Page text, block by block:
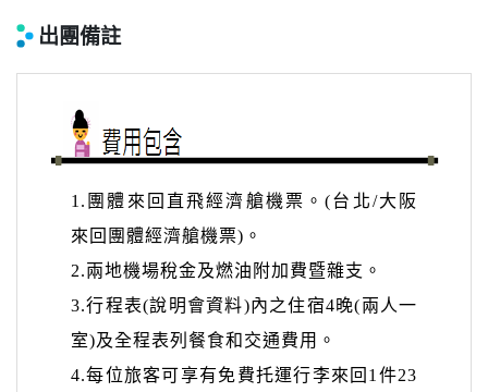
出團備註
1. 團體 來回直飛經濟艙機票。(台北/大阪
來回團體經濟艙機票)。
2.兩地機場稅金及燃油附加費暨雜支 。
3.行程表(說明會資料)內之住宿4晚(兩人一
室)及全程表列餐食和交通費用。
4.每位旅客可享有免費托運行李來回1件23